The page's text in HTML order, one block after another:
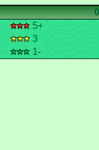
5+
3
1-